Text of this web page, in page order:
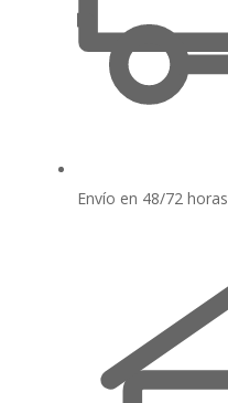
Envío en 48/72 horas